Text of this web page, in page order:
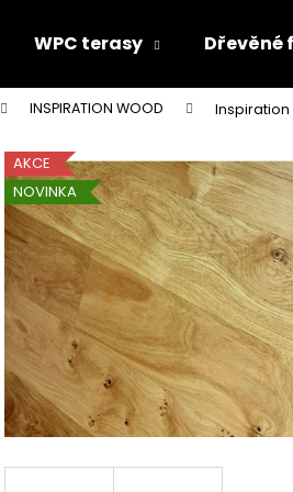
WPC terasy Dřevěné
INSPIRATION WOOD Inspiration
AKCE
NOVINKA
Co potřebujete najít?
Doporučujeme